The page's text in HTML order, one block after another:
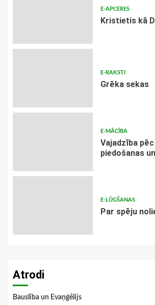
E-APCERES
Kristietis kā
E-RAKSTI
Grēka sekas
E-MĀCĪBA
Vajadzība
piedošanas
E-LŪGŠANAS
Par spēju
Atrodi
Bauslība un Evaņģēlijs